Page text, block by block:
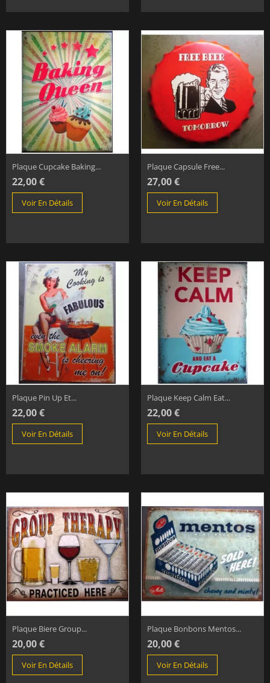
Plaque Cupcake Baking...
22,00 €
Voir En Détails
Plaque Capsule Free...
27,00 €
Voir En Détails
Plaque Pin Up Et...
22,00 €
Voir En Détails
Plaque Keep Calm Eat...
22,00 €
Voir En Détails
Plaque Biere Group...
20,00 €
Voir En Détails
Plaque Bonbons Mentos...
20,00 €
Voir En Détails